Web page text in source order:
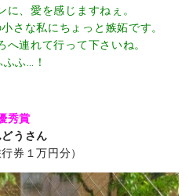
に、愛を感じますねぇ。
さな私にちょっと嫉妬です。
へ連れて行って下さいね。
ふふ…！
秀賞
どうさん
券１万円分）